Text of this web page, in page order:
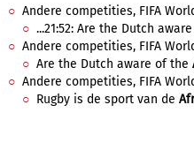
Andere competities, FIFA
...21:52: Are the Dutch
Andere competities, FIFA
Are the Dutch aware of the
Andere competities, FIFA
Rugby is de sport van de